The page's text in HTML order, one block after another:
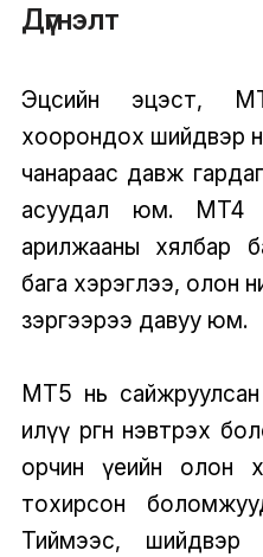
Дүгнэлт
Эцсийн эцэст,
хоорондох шийдвэр
чанараас давж
асуудал юм. MT4
арилжааны хялбар
бага хэрэглээ, олон
зэргээрээ давуу юм.
MT5 нь
илүү өргөн нэвтрэх
орчин үеийн олон
тохирсон
Тиймээс, шийдвэр